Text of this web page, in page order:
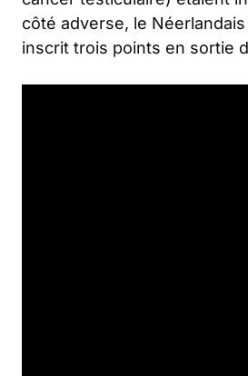
côté adverse, le
inscrit trois points en sortie